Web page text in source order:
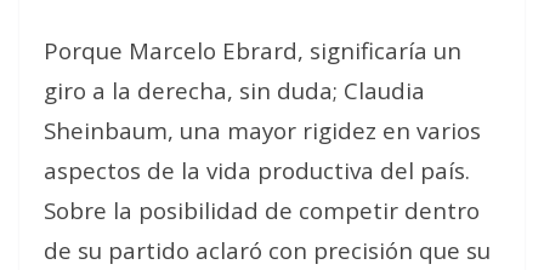
Porque Marcelo Ebrard, significaría un
giro a la derecha, sin duda; Claudia
Sheinbaum, una mayor rigidez en varios
aspectos de la vida productiva del país.
Sobre la posibilidad de competir dentro
de su partido aclaró con precisión que su